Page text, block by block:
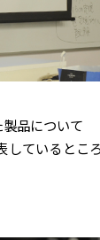
品について
しているとこ